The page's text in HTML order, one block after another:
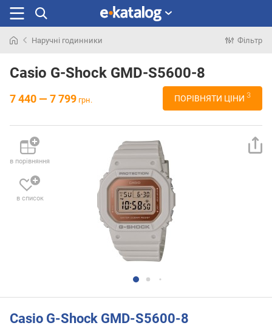
раніше
Наручні годинники Фільтр
Casio G-Shock GMD-S5600-8
7 440 — 7 799 грн. ПОРІВНЯТИ ЦІНИ 3
в порівняння
в список
Casio G-Shock GMD-S5600-8